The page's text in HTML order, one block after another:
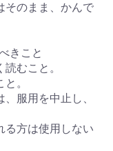
そのまま、かんで
きこと
むこと。
。
服用を中止し、
方は使用しない